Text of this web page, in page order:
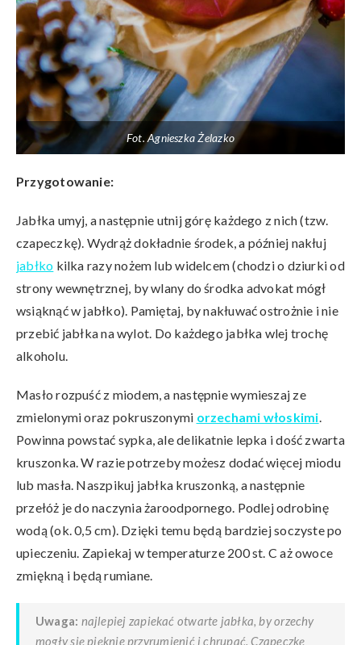
Fot. Agnieszka Żelazko
Przygotowanie:
Jabłka umyj, a następnie utnij górę każdego z nich (tzw.
czapeczkę). Wydrąż dokładnie środek, a później nakłuj
jabłko kilka razy nożem lub widelcem (chodzi o dziurki od
strony wewnętrznej, by wlany do środka advokat mógł
wsiąknąć w jabłko). Pamiętaj, by nakłuwać ostrożnie i nie
przebić jabłka na wylot. Do każdego jabłka wlej trochę
alkoholu.
Masło rozpuść z miodem, a następnie wymieszaj ze
zmielonymi oraz pokruszonymi orzechami włoskimi.
Powinna powstać sypka, ale delikatnie lepka i dość zwarta
kruszonka. W razie potrzeby możesz dodać więcej miodu
lub masła. Naszpikuj jabłka kruszonką, a następnie
przełóż je do naczynia żaroodpornego. Podlej odrobinę
wodą (ok. 0,5 cm). Dzięki temu będą bardziej soczyste po
upieczeniu. Zapiekaj w temperaturze 200 st. C aż owoce
zmiękną i będą rumiane.
Uwaga: najlepiej zapiekać otwarte jabłka, by orzechy
mogły się pięknie przyrumienić i chrupać. Czapeczkę